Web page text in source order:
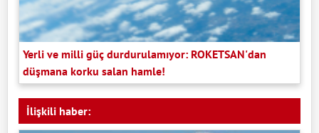
Yerli ve milli güç durdurulamıyor: ROKETSAN'dan
düşmana korku salan hamle!
İlişkili haber: